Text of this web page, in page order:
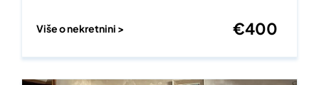
Više o nekretnini > €400